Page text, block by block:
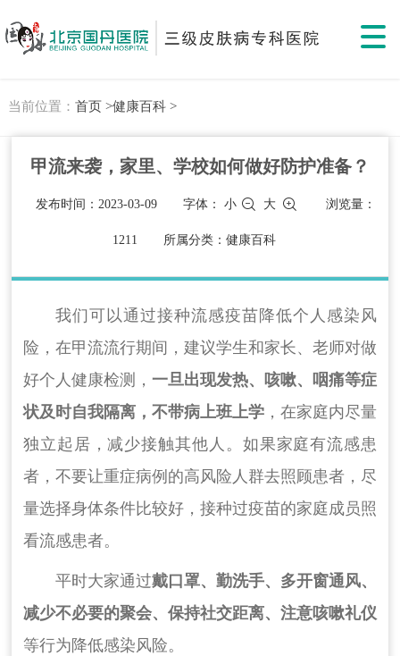
当前位置： 首页 >健康百科 >
甲流来袭，家里、学校如何做好防护准备？
发布时间：2023-03-09 字体：小 大 浏览量：
1211 所属分类：健康百科
我们可以通过接种流感疫苗降低个人感染风
险，在甲流流行期间，建议学生和家长、老师对做
好个人健康检测， 一旦出现发热、咳嗽、咽痛等症
状及时自我隔离，不带病上班上学 ，在家庭内尽量
独立起居，减少接触其他人。如果家庭有流感患
者，不要让重症病例的高风险人群去照顾患者，尽
量选择身体条件比较好，接种过疫苗的家庭成员照
看流感患者。
平时大家通过戴口罩、勤洗手、多开窗通风、
减少不必要的聚会、保持社交距离、注意咳嗽礼仪
等行为降低感染风险。